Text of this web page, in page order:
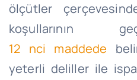
ölçütler
koşullarının
12 nci maddede
yeterli deliller ile